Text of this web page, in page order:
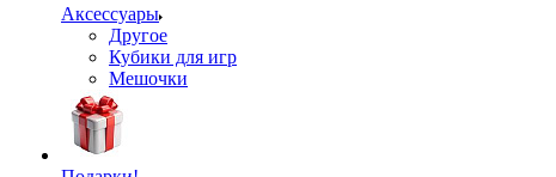
Аксессуары
Другое
Кубики для игр
Мешочки